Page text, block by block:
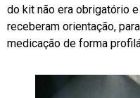
do kit não era obrigatório
receberam orientação,
medicação de forma